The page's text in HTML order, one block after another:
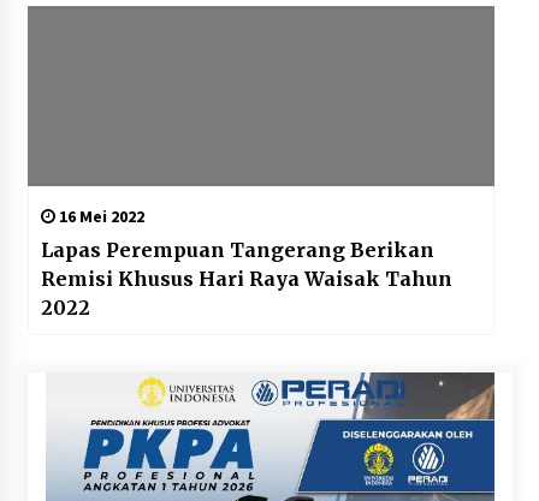
16 Mei 2022
Lapas Perempuan Tangerang Berikan
Remisi Khusus Hari Raya Waisak Tahun
2022